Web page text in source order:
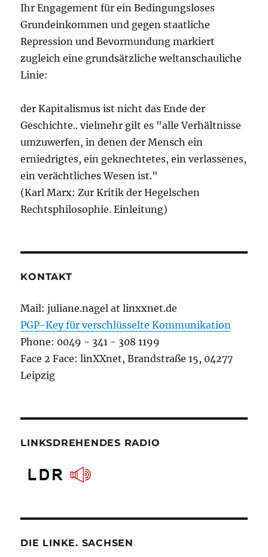
Ihr Engagement für ein Bedingungsloses
Grundeinkommen und gegen staatliche
Repression und Bevormundung markiert
zugleich eine grundsätzliche weltanschauliche
Linie:
der Kapitalismus ist nicht das Ende der
Geschichte.. vielmehr gilt es "alle Verhältnisse
umzuwerfen, in denen der Mensch ein
erniedrigtes, ein geknechtetes, ein verlassenes,
ein verächtliches Wesen ist."
(Karl Marx: Zur Kritik der Hegelschen
Rechtsphilosophie. Einleitung)
KONTAKT
Mail: juliane.nagel at linxxnet.de
PGP-Key für verschlüsselte Kommunikation
Phone: 0049 - 341 - 308 1199
Face 2 Face: linXXnet, Brandstraße 15, 04277
Leipzig
LINKSDREHENDES RADIO
DIE LINKE. SACHSEN